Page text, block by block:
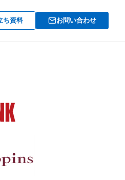
ち資料 お問い合わせ